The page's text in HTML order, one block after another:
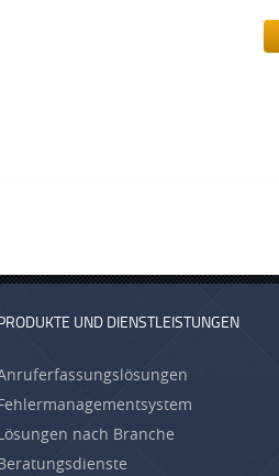
UND DIENSTLEISTUNGEN
nach Branche